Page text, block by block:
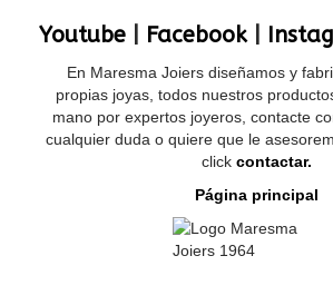
Youtube Facebook|
En Maresma Joiers diseñamos y
propias joyas, todos nuestros
mano por expertos joyeros, contacte
cualquier duda o quiere que le
clickcontactar.
Página principal